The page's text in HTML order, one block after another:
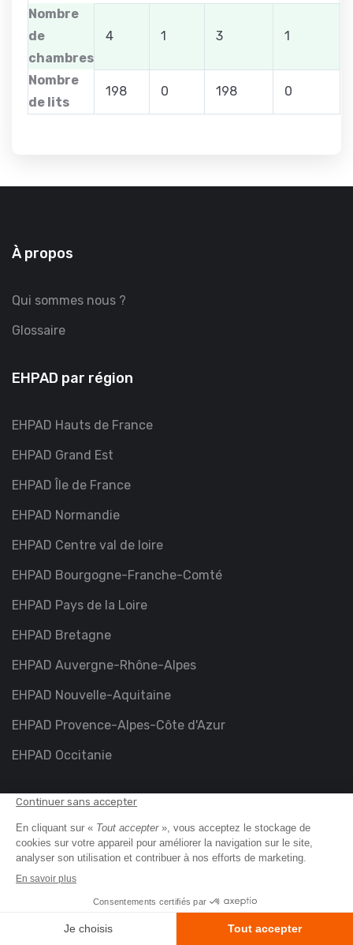
Nombre
de
chambres
4 1 3 1
Nombre
de lits
198 0 198 0
À propos
Qui sommes nous ?
Glossaire
EHPAD par région
EHPAD Hauts de France
EHPAD Grand Est
EHPAD Île de France
EHPAD Normandie
EHPAD Centre val de loire
EHPAD Bourgogne-Franche-Comté
EHPAD Pays de la Loire
EHPAD Bretagne
EHPAD Auvergne-Rhône-Alpes
EHPAD Nouvelle-Aquitaine
EHPAD Provence-Alpes-Côte d'Azur
EHPAD Occitanie
Nos derniers articles
Perte d’autonomie : comment obtenir
son GIR et comprendre son évaluation ?
EHPAD : les 4 points à vérifier sur votre